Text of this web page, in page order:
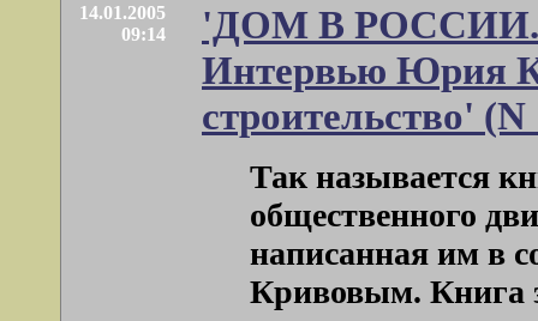
14.01.2005
09:14
'ДОМ В РОССИИ.
Интервью Юрия
строительство'
Так называется
общественного
написанная им в
Кривовым. Книга